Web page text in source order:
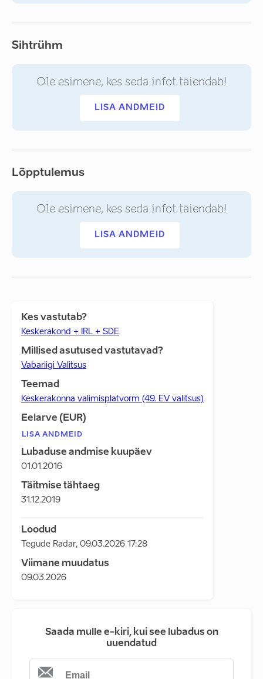
Sihtrühm
Ole esimene, kes seda infot täiendab!
LISA ANDMEID
Lõpptulemus
Ole esimene, kes seda infot täiendab!
LISA ANDMEID
Kes vastutab?
Keskerakond + IRL + SDE
Millised asutused vastutavad?
Vabariigi Valitsus
Teemad
Keskerakonna valimisplatvorm (49. EV valitsus)
Eelarve (EUR)
LISA ANDMEID
Lubaduse andmise kuupäev
01.01.2016
Täitmise tähtaeg
31.12.2019
Loodud
Tegude Radar, 09.03.2026 17:28
Viimane muudatus
09.03.2026
Saada mulle e-kiri, kui see lubadus on
uuendatud